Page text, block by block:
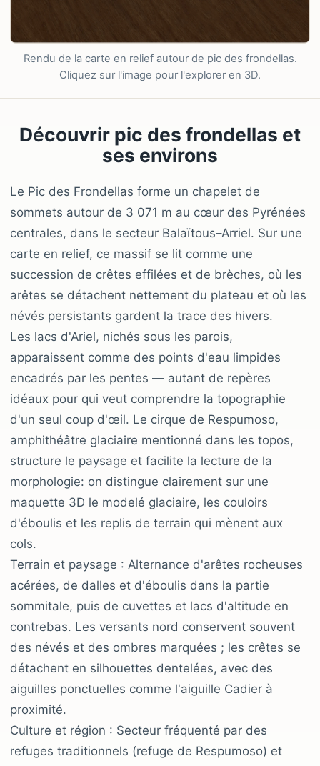
Rendu de la carte en relief autour de pic des frondellas.
Cliquez sur l'image pour l'explorer en 3D.
Découvrir pic des frondellas et
ses environs
Le Pic des Frondellas forme un chapelet de
sommets autour de 3 071 m au cœur des Pyrénées
centrales, dans le secteur Balaïtous–Arriel. Sur une
carte en relief, ce massif se lit comme une
succession de crêtes effilées et de brèches, où les
arêtes se détachent nettement du plateau et où les
névés persistants gardent la trace des hivers.
Les lacs d'Ariel, nichés sous les parois,
apparaissent comme des points d'eau limpides
encadrés par les pentes — autant de repères
idéaux pour qui veut comprendre la topographie
d'un seul coup d'œil. Le cirque de Respumoso,
amphithéâtre glaciaire mentionné dans les topos,
structure le paysage et facilite la lecture de la
morphologie: on distingue clairement sur une
maquette 3D le modelé glaciaire, les couloirs
d'éboulis et les replis de terrain qui mènent aux
cols.
Terrain et paysage : Alternance d'arêtes rocheuses
acérées, de dalles et d'éboulis dans la partie
sommitale, puis de cuvettes et lacs d'altitude en
contrebas. Les versants nord conservent souvent
des névés et des ombres marquées ; les crêtes se
détachent en silhouettes dentelées, avec des
aiguilles ponctuelles comme l'aiguille Cadier à
proximité.
Culture et région : Secteur fréquenté par des
refuges traditionnels (refuge de Respumoso) et